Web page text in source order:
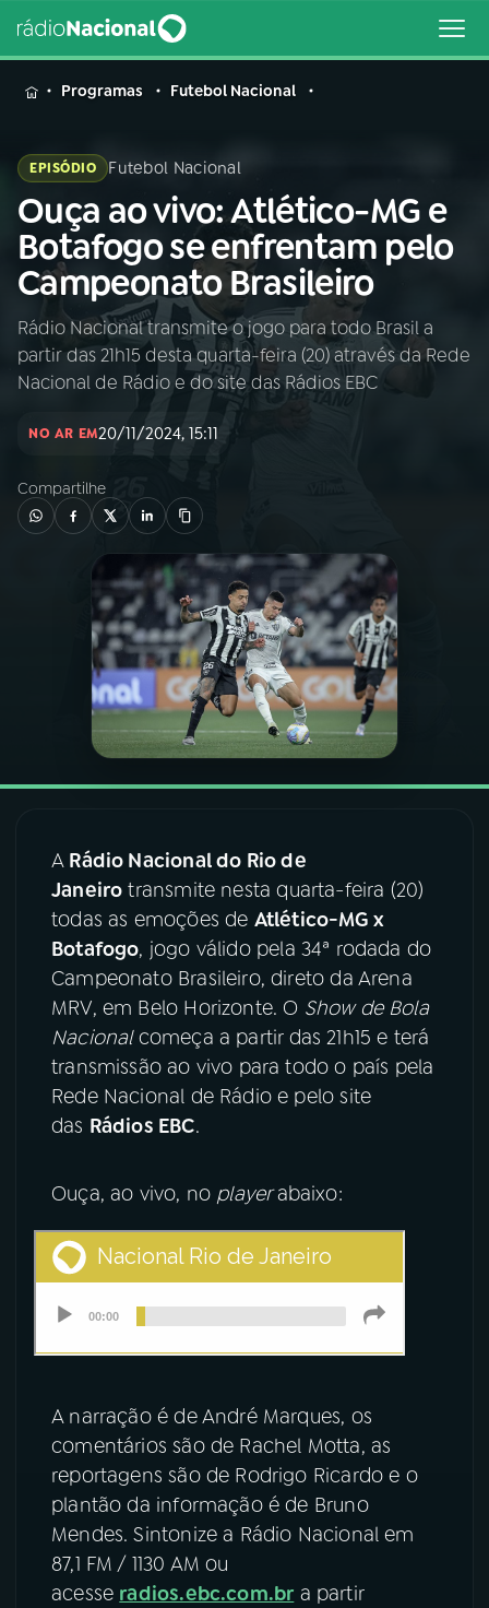
MENU
Buscar
na
Rádio
Nacional
Buscar
AO VIVO
PROGRAMAS
PODCASTS
VIDEOCASTS
08 FESTIVAL DE MÚSICA
ACOMPANHE A RÁDIO NACIONAL
YouTube Facebook
Instagram X
TikTok
Programas Futebol Nacional
EPISÓDIO Futebol Nacional
Ouça ao vivo: Atlético-MG e
Botafogo se enfrentam pelo
Campeonato Brasileiro
Rádio Nacional transmite o jogo para todo Brasil a
partir das 21h15 desta quarta-feira (20) através da Rede
Nacional de Rádio e do site das Rádios EBC
NO AR EM20/11/2024, 15:11
Compartilhe
A Rádio Nacional do Rio de
Janeiro transmite nesta quarta-feira (20)
todas as emoções de Atlético-MG x
Botafogo, jogo válido pela 34ª rodada do
Campeonato Brasileiro, direto da Arena
MRV, em Belo Horizonte. O Show de Bola
Nacionalcomeça a partir das 21h15 e terá
transmissão ao vivo para todo o país pela
Rede Nacional de Rádio e pelo site
das Rádios EBC.
Ouça, ao vivo, no playerabaixo:
A narração é de André Marques, os
comentários são de Rachel Motta, as
reportagens são de Rodrigo Ricardo e o
plantão da informação é de Bruno
Mendes. Sintonize a Rádio Nacional em
87,1 FM / 1130 AM ou
acesse radios.ebc.com.br a partir